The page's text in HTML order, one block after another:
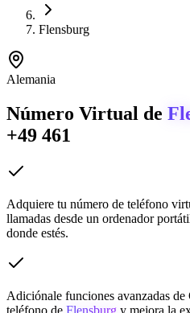
Flensburg
Alemania
Número Virtual de
+49 461
Adquiere tu número de teléfono
llamadas desde un ordenador
donde estés.
Adiciónale funciones avanzadas